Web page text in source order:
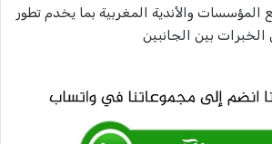
والأندية المغربية بما يخدم تطور
الخبرات بين الجانبين